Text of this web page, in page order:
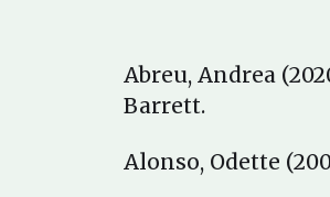
Abreu, Andrea
Barrett.
Alonso, Odette